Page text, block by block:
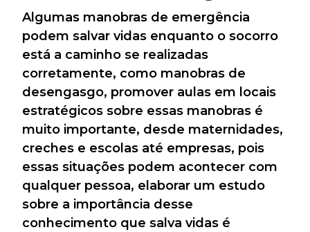
Algumas manobras de emergência
podem salvar vidas enquanto o socorro
está a caminho se realizadas
corretamente, como manobras de
desengasgo, promover aulas em locais
estratégicos sobre essas manobras é
muito importante, desde maternidades,
creches e escolas até empresas, pois
essas situações podem acontecer com
qualquer pessoa, elaborar um estudo
sobre a importância desse
conhecimento que salva vidas é